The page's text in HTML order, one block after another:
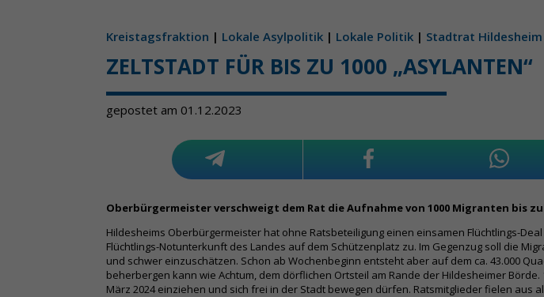
Kreistagsfraktion | Lokale Asylpolitik | Lokale Politik | Stadtrat Hildesheim
ZELTSTADT FÜR BIS ZU 1000 „ASYLANTEN“
gepostet am 01.12.2023
Oberbürgermeister verschweigt dem Rat die Aufnahme von 1000 Migranten bis
Hildesheims Oberbürgermeister hat ohne Ratsbeteiligung einen einsamen Flüchtlings-
Flüchtlings-Notunterkunft des Landes auf dem Schützenplatz zu. Im Gegenzug soll die
und schwer einzuschätzen. Schon ab Wochenbeginn entsteht aber auf dem ca. 43.000
beherbergen kann wie Achtum, dem dörflichen Ortsteil am Rande der Hildesheimer
März 2024 einziehen und sich frei in der Stadt bewegen dürfen. Ratsmitglieder fielen aus